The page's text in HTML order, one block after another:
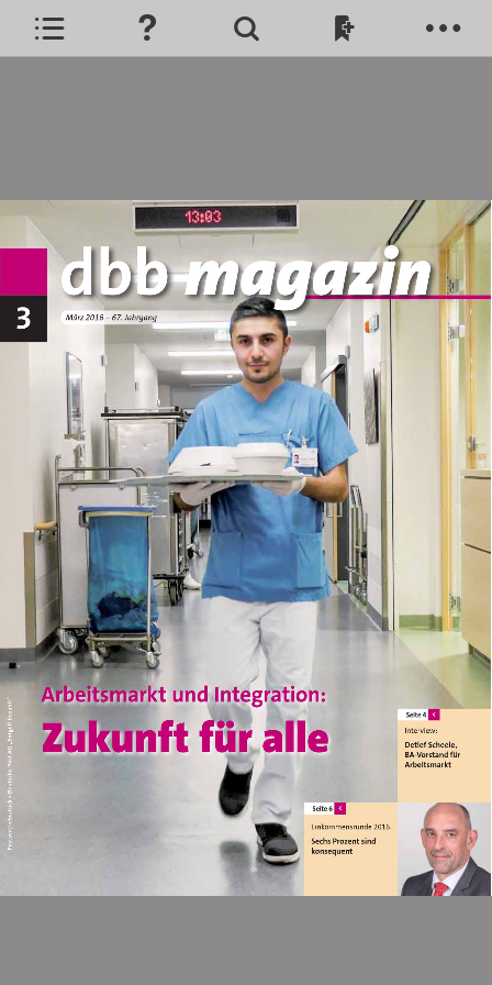
Kulisse: Weniger ist mehr ...